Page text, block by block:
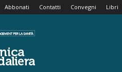
Abbonati Contatti Convegni Libri